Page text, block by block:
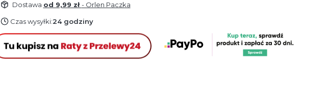
Dostawa od 9,99 zł- Orlen Paczka
Czas wysyłki:24 godziny